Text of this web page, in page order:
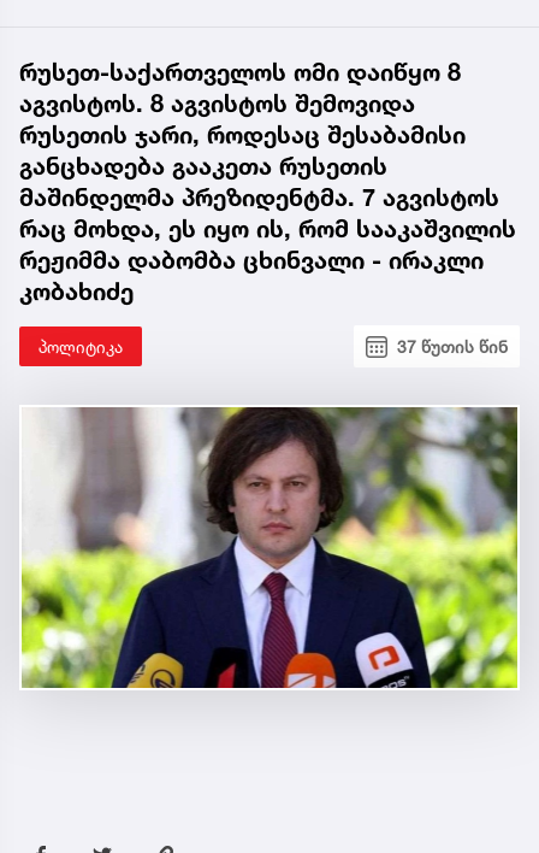
რუსეთ-საქართველოს ომი დაიწყო 8
აგვისტოს. 8 აგვისტოს შემოვიდა
რუსეთის ჯარი, როდესაც შესაბამისი
განცხადება გააკეთა რუსეთის
მაშინდელმა პრეზიდენტმა. 7 აგვისტოს
რაც მოხდა, ეს იყო ის, რომ სააკაშვილის
რეჟიმმა დაბომბა ცხინვალი - ირაკლი
კობახიძე
პოლიტიკა 37 წუთის წინ